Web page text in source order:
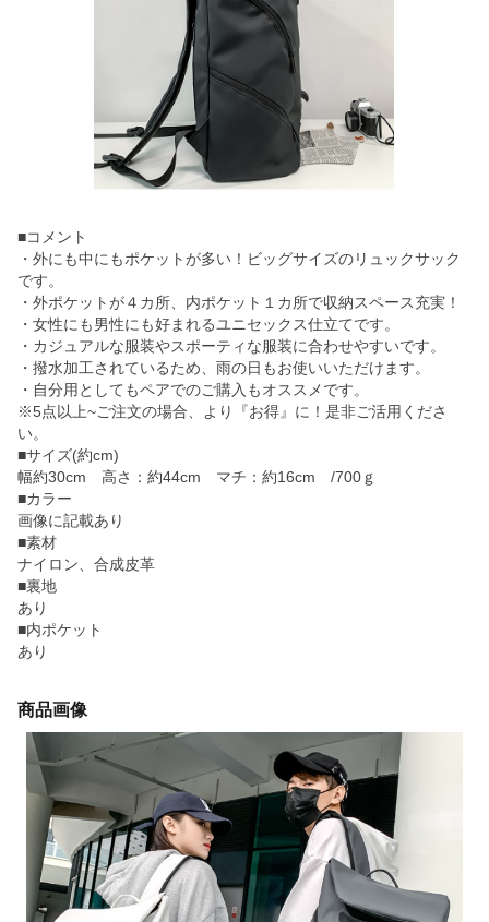
■コメント
・外にも中にもポケットが多い！ビッグサイズのリュックサック
です。
・外ポケットが４カ所、内ポケット１カ所で収納スペース充実！
・女性にも男性にも好まれるユニセックス仕立てです。
・カジュアルな服装やスポーティな服装に合わせやすいです。
・撥水加工されているため、雨の日もお使いいただけます。
・自分用としてもペアでのご購入もオススメです。
※5点以上~ご注文の場合、より『お得』に！是非ご活用くださ
い。
■サイズ(約cm)
幅約30cm 高さ：約44cm マチ：約16cm /700ｇ
■カラー
画像に記載あり
■素材
ナイロン、合成皮革
■裏地
あり
■内ポケット
あり
商品画像